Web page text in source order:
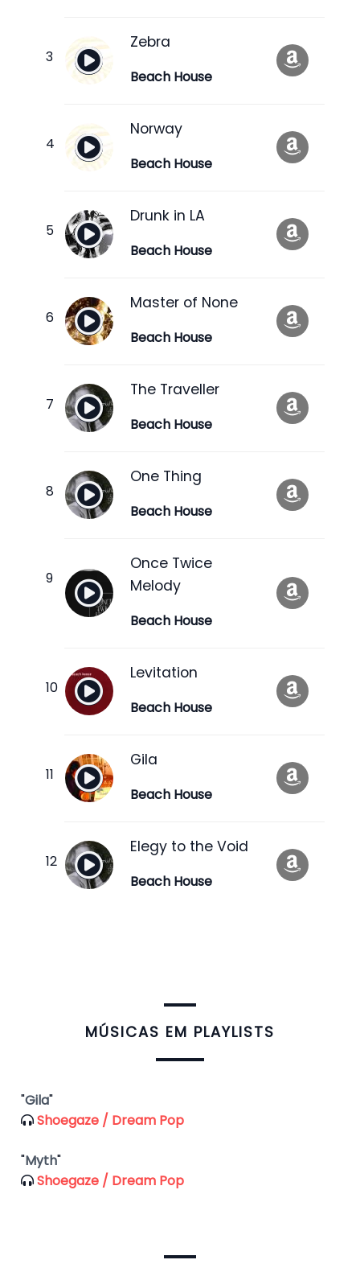
Zebra
Beach House
Norway
Beach House
Drunk in LA
Beach House
Master of None
Beach House
The Traveller
Beach House
One Thing
Beach House
Once Twice
Melody
Beach House
Levitation
Beach House
Gila
Beach House
Elegy to the Void
Beach House
​MÚSICAS EM PLAYLISTS
"Gila"
Shoegaze / Dream Pop
"Myth"
Shoegaze / Dream Pop